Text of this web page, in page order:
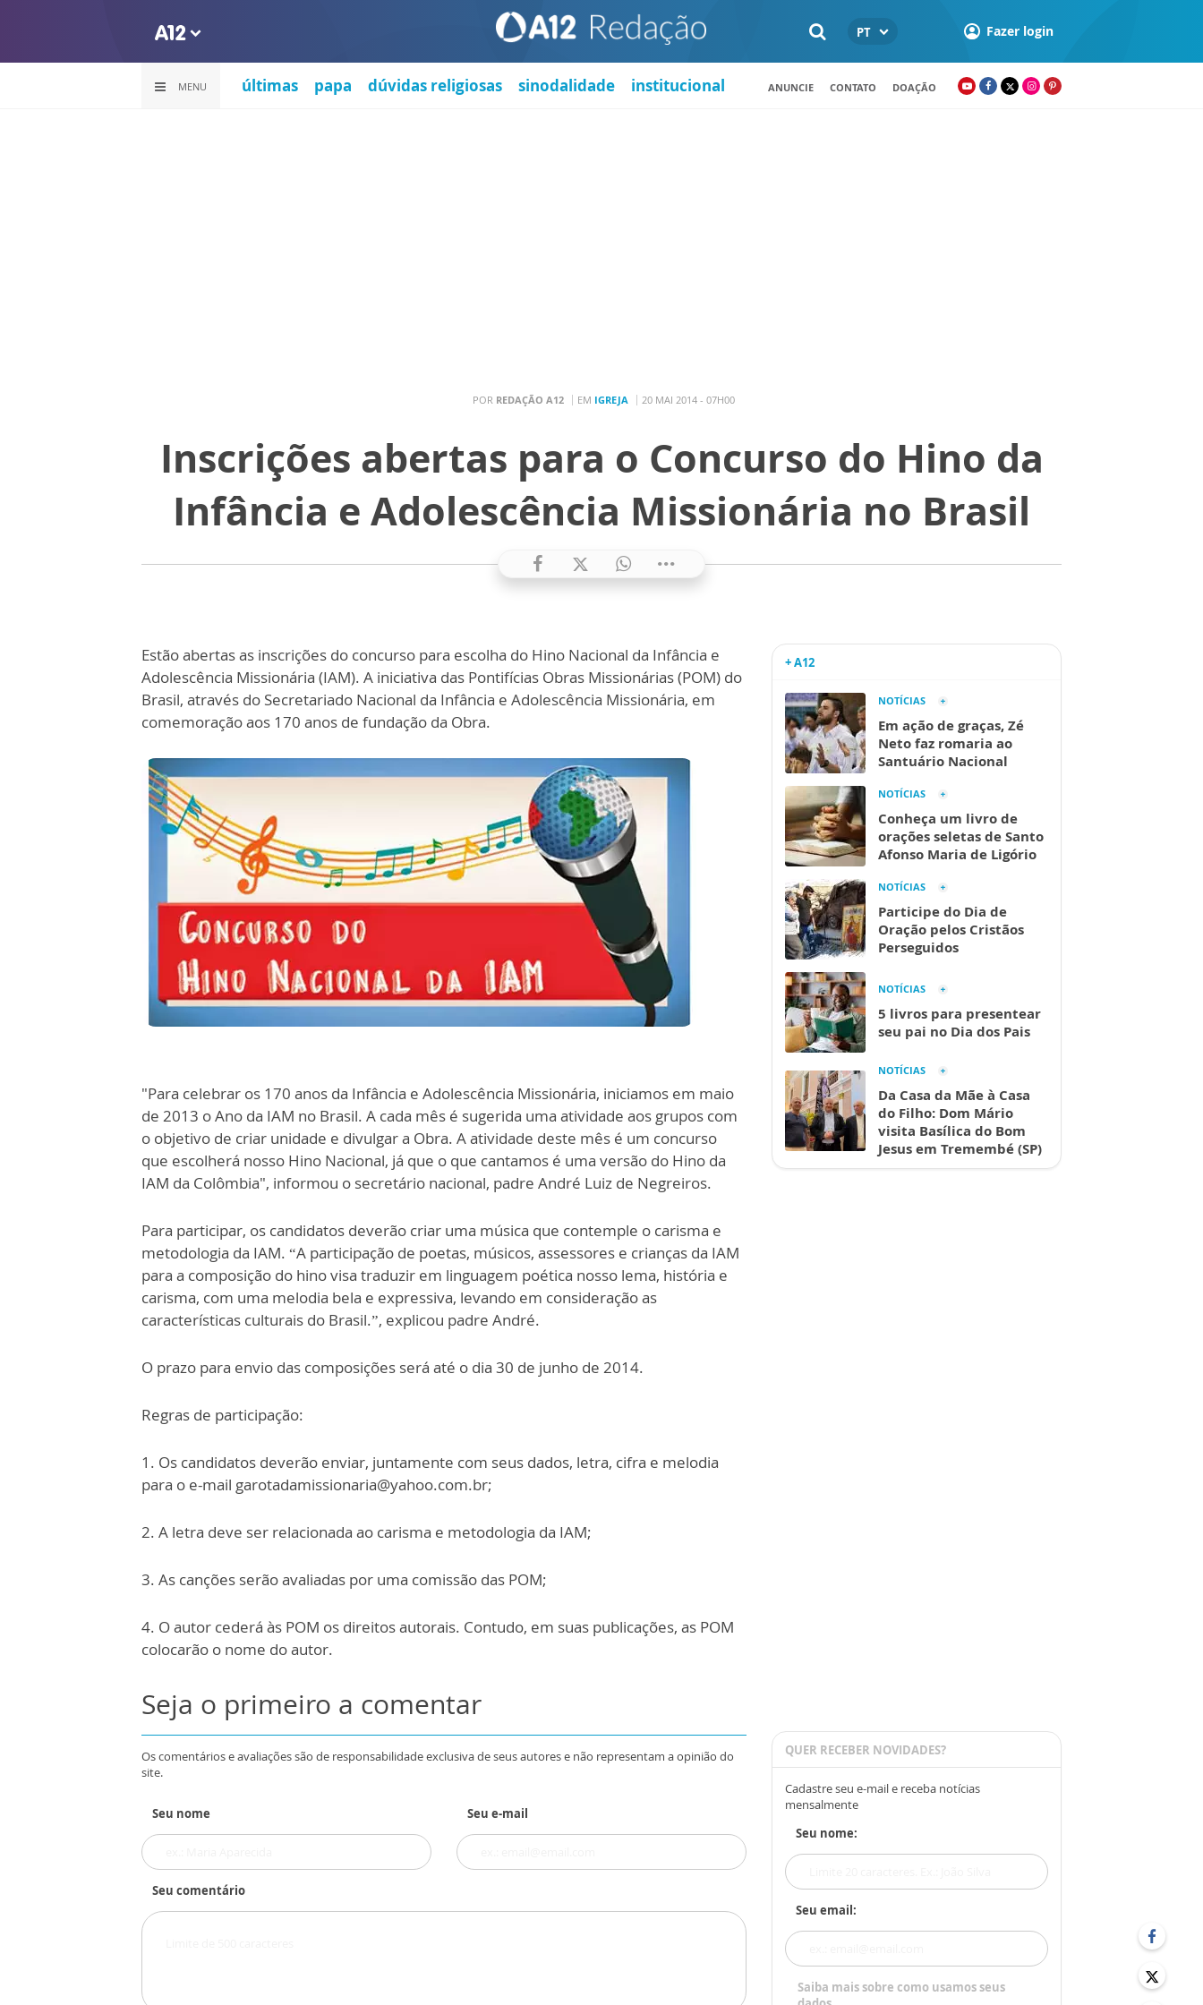
PT Fazer login
MENU últimas papa dúvidas religiosas sinodalidade institucional ANUNCIE CONTATO DOAÇÃO
POR REDAÇÃO A12 EM IGREJA 20 MAI 2014 - 07H00
Inscrições abertas para o Concurso do Hino da
Infância e Adolescência Missionária no Brasil
Estão abertas as inscrições do concurso para escolha do Hino Nacional da Infância e
Adolescência Missionária (IAM). A iniciativa das Pontifícias Obras Missionárias (POM) do
Brasil, através do Secretariado Nacional da Infância e Adolescência Missionária, em
comemoração aos 170 anos de fundação da Obra.
"Para celebrar os 170 anos da Infância e Adolescência Missionária, iniciamos em maio
de 2013 o Ano da IAM no Brasil. A cada mês é sugerida uma atividade aos grupos com
o objetivo de criar unidade e divulgar a Obra. A atividade deste mês é um concurso
que escolherá nosso Hino Nacional, já que o que cantamos é uma versão do Hino da
IAM da Colômbia", informou o secretário nacional, padre André Luiz de Negreiros.
Para participar, os candidatos deverão criar uma música que contemple o carisma e
metodologia da IAM. “A participação de poetas, músicos, assessores e crianças da IAM
para a composição do hino visa traduzir em linguagem poética nosso lema, história e
carisma, com uma melodia bela e expressiva, levando em consideração as
características culturais do Brasil.”, explicou padre André.
O prazo para envio das composições será até o dia 30 de junho de 2014.
Regras de participação:
1. Os candidatos deverão enviar, juntamente com seus dados, letra, cifra e melodia
para o e-mail garotadamissionaria@yahoo.com.br;
2. A letra deve ser relacionada ao carisma e metodologia da IAM;
3. As canções serão avaliadas por uma comissão das POM;
4. O autor cederá às POM os direitos autorais. Contudo, em suas publicações, as POM
colocarão o nome do autor.
Seja o primeiro a comentar
Os comentários e avaliações são de responsabilidade exclusiva de seus autores e não representam a opinião do
site.
Seu nome Seu e-mail
Seu comentário
+ A12
NOTÍCIAS
Em ação de graças, Zé
Neto faz romaria ao
Santuário Nacional
NOTÍCIAS
Conheça um livro de
orações seletas de Santo
Afonso Maria de Ligório
NOTÍCIAS
Participe do Dia de
Oração pelos Cristãos
Perseguidos
NOTÍCIAS
5 livros para presentear
seu pai no Dia dos Pais
NOTÍCIAS
Da Casa da Mãe à Casa
do Filho: Dom Mário
visita Basílica do Bom
Jesus em Tremembé (SP)
QUER RECEBER NOVIDADES?
Cadastre seu e-mail e receba notícias
mensalmente
Seu nome:
Seu email:
Saiba mais sobre como usamos seus